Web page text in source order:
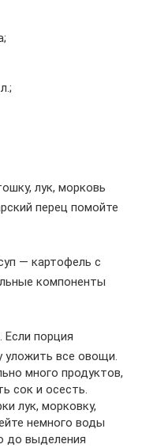
лук, морковь
перец помойте
— картофель с
компоненты
Если порция
уложить все овощи.
много продуктов,
сок и осесть.
лук, морковку,
немного воды
до выделения